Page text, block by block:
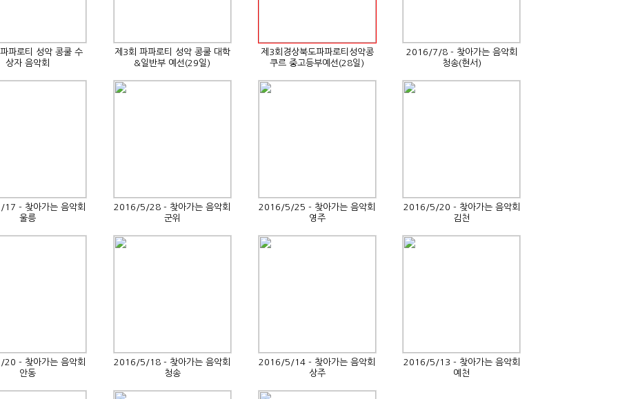
파로티 성악 콩쿨 수
상자 음악회
제3회 파파로티 성악 콩쿨 대학
&일반부 예선(29일)
제3회경상북도파파로티성악콩
쿠르 중고등부예선(28일)
2016/7/8 - 찾아가는 음악회
청송(현서)
- 찾아가는 음악회
울릉
2016/5/28 - 찾아가는 음악회
군위
2016/5/25 - 찾아가는 음악회
영주
2016/5/20 - 찾아가는 음악회
김천
- 찾아가는 음악회
안동
2016/5/18 - 찾아가는 음악회
청송
2016/5/14 - 찾아가는 음악회
상주
2016/5/13 - 찾아가는 음악회
예천